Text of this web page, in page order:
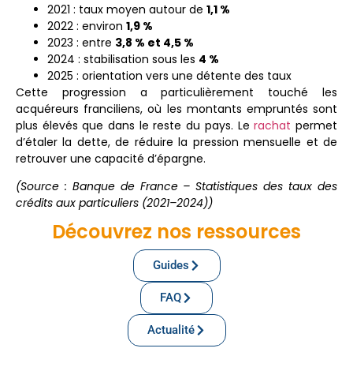
2021 : taux moyen autour de 1,1 %
2022 : environ 1,9 %
2023 : entre 3,8 % et 4,5 %
2024 : stabilisation sous les 4 %
2025 : orientation vers une détente des taux
Cette progression a particulièrement touché les
acquéreurs franciliens, où les montants empruntés sont
plus élevés que dans le reste du pays. Lerachat permet
d’étaler la dette, de réduire la pression mensuelle et de
retrouver une capacité d’épargne.
(Source : Banque de France – Statistiques des taux des
crédits aux particuliers (2021–2024))
Découvrez nos ressources
Guides
FAQ
Actualité